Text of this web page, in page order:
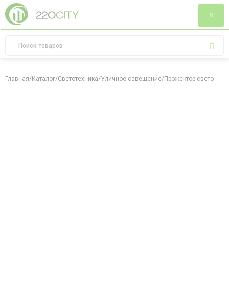
Главная/Каталог/Светотехника/Уличное освещение/Прожектор